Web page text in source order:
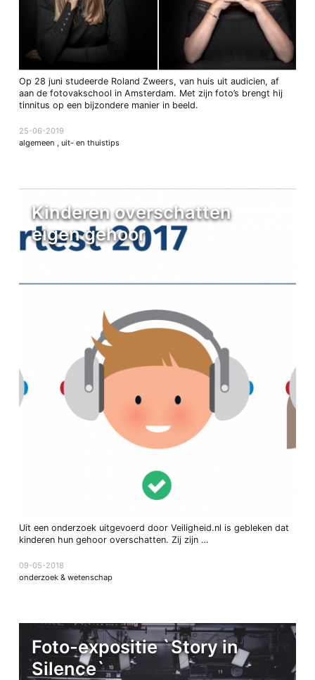
Op 28 juni studeerde Roland Zweers, van huis uit audicien, af
aan de fotovakschool in Amsterdam. Met zijn foto’s brengt hij
tinnitus op een bijzondere manier in beeld.
25-06-2019
algemeen , uit- en thuistips
Kinderen overschatten
eigen gehoor
Uit een onderzoek uitgevoerd door Veiligheid.nl is gebleken dat
kinderen hun gehoor overschatten. Zij zijn …
09-05-2018
onderzoek & wetenschap
Foto-expositie `Story in
Silence`